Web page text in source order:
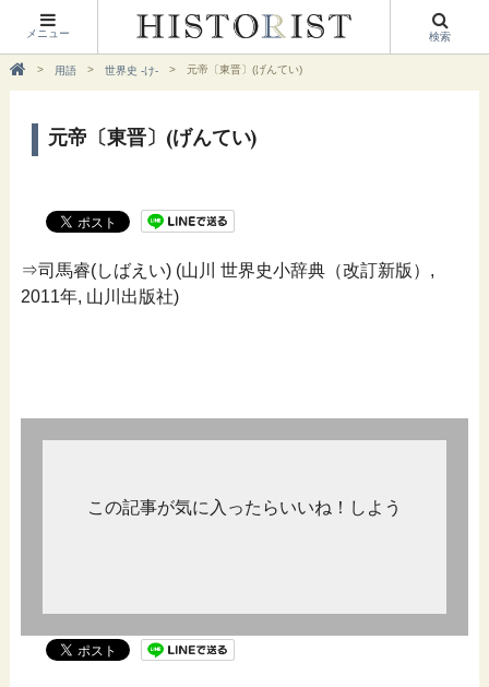
メニュー 検索
用語 世界史 -け- 元帝〔東晋〕(げんてい)
元帝〔東晋〕(げんてい)
⇒司馬睿(しばえい) (山川 世界史小辞典（改訂新版）,
2011年, 山川出版社)
この記事が気に入ったらいいね！しよう